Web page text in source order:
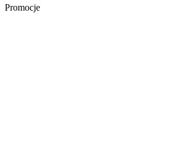
Promocje